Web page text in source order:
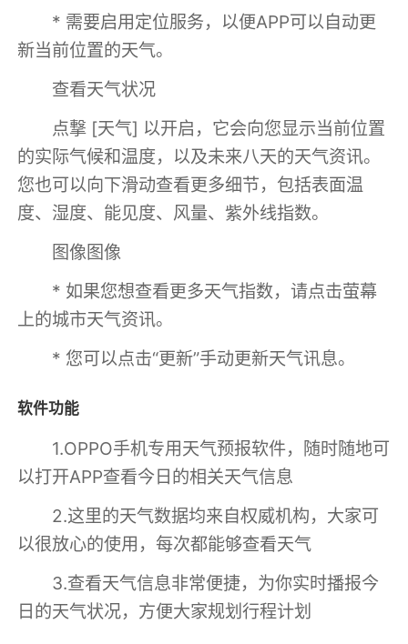
* 需要启用定位服务，以便APP可以自动更
新当前位置的天气。
查看天气状况
点撃 [天气] 以开启，它会向您显示当前位置
的实际气候和温度，以及未来八天的天气资讯。
您也可以向下滑动查看更多细节，包括表面温
度、湿度、能见度、风量、紫外线指数。
图像图像
* 如果您想查看更多天气指数，请点击萤幕
上的城市天气资讯。
* 您可以点击“更新”手动更新天气讯息。
软件功能
1.OPPO手机专用天气预报软件，随时随地可
以打开APP查看今日的相关天气信息
2.这里的天气数据均来自权威机构，大家可
以很放心的使用，每次都能够查看天气
3.查看天气信息非常便捷，为你实时播报今
日的天气状况，方便大家规划行程计划